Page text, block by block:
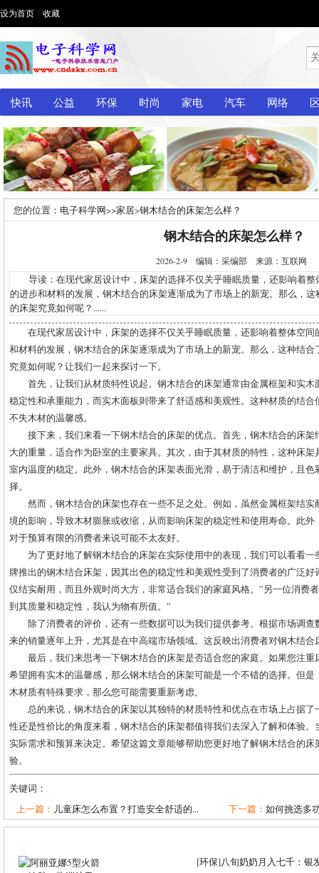
设为首页 收藏
快讯 公益 环保 时尚 家电 汽车 网络
您的位置： 电子科学网>>家居>钢木结合的床架怎么样？
钢木结合的床架怎么样？
2026-2-9 编辑：采编部 来源：互联网
导读：在现代家居设计中，床架的选择不仅关乎睡眠质量，还影响着整
的进步和材料的发展，钢木结合的床架逐渐成为了市场上的新宠。那么，
的床架究竟如何呢？......
在现代家居设计中，床架的选择不仅关乎睡眠质量，还影响着整体空
和材料的发展，钢木结合的床架逐渐成为了市场上的新宠。那么，这种结
究竟如何呢？让我们一起来探讨一下。
首先，让我们从材质特性说起。钢木结合的床架通常由金属框架和实
稳定性和承重能力，而实木面板则带来了舒适感和美观性。这种材质的结
不失木材的温馨感。
接下来，我们来看一下钢木结合的床架的优点。首先，钢木结合的床
大的重量，适合作为卧室的主要家具。其次，由于其材质的特性，这种床
室内温度的稳定。此外，钢木结合的床架表面光滑，易于清洁和维护，且
择。
然而，钢木结合的床架也存在一些不足之处。例如，虽然金属框架结
境的影响，导致木材膨胀或收缩，从而影响床架的稳定性和使用寿命。此
对于预算有限的消费者来说可能不太友好。
为了更好地了解钢木结合的床架在实际使用中的表现，我们可以看看
牌推出的钢木结合床架，因其出色的稳定性和美观性受到了消费者的广泛
仅结实耐用，而且外观时尚大方，非常适合我们的家庭风格。”另一位消费
到其质量和稳定性，我认为物有所值。”
除了消费者的评价，还有一些数据可以为我们提供参考。根据市场调
来的销量逐年上升，尤其是在中高端市场领域。这反映出消费者对钢木结
最后，我们来思考一下钢木结合的床架是否适合您的家庭。如果您注
希望拥有实木的温馨感，那么钢木结合的床架可能是一个不错的选择。但
木材质有特殊要求，那么您可能需要重新考虑。
总的来说，钢木结合的床架以其独特的材质特性和优点在市场上占据
性还是性价比的角度来看，钢木结合的床架都值得我们去深入了解和体验
实际需求和预算来决定。希望这篇文章能够帮助您更好地了解钢木结合的
验。
关键词：
上一篇： 儿童床怎么布置？打造安全舒适的... 下一篇： 如何挑选多
[环保]八旬奶奶月入七千：银